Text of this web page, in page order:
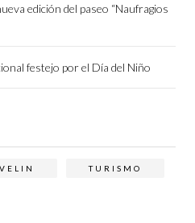
edición del paseo “Naufragios
festejo por el Día del Niño
TURISMO